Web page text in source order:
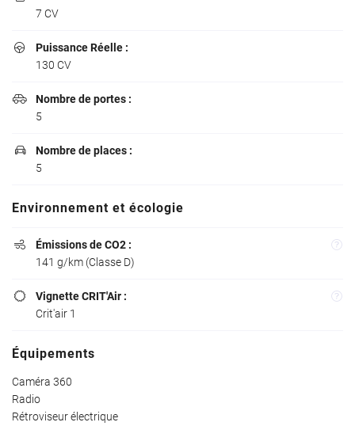
Accueil
d’occasions
Actualités
Contact
INSCRIPTION
7 CV

Puissance Réelle :
130 CV

Nombre de portes :
5

Nombre de places :
5
Environnement et écologie

Émissions de CO2 :
141 g/km (Classe D)

Vignette CRIT'Air :
Crit'air 1
Équipements
Caméra 360
Radio
Rétroviseur électrique